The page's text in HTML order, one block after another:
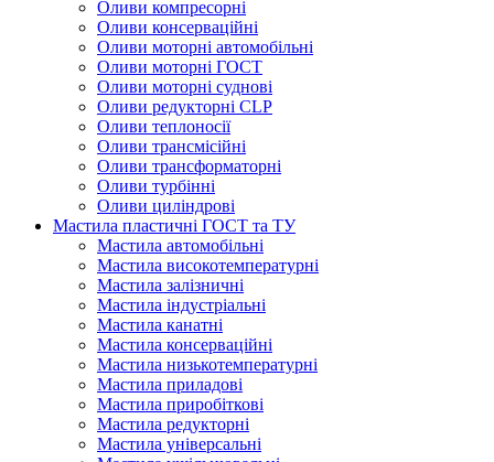
Оливи компресорні
Оливи консерваційні
Оливи моторні автомобільні
Оливи моторні ГОСТ
Оливи моторні суднові
Оливи редукторні CLP
Оливи теплоносії
Оливи трансмісійні
Оливи трансформаторні
Оливи турбінні
Оливи циліндрові
Мастила пластичні ГОСТ та ТУ
Мастила автомобільні
Мастила високотемпературні
Мастила залізничні
Мастила індустріальні
Мастила канатні
Мастила консерваційні
Мастила низькотемпературні
Мастила приладові
Мастила приробіткові
Мастила редукторні
Мастила універсальні